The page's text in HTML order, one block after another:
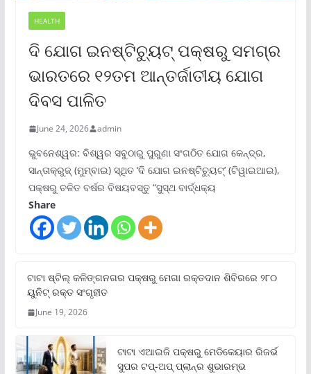
HEALTH
ଦି ଯୋଗ ଇନଷ୍ଟିଚ୍ୟୁଟ୍ ପକ୍ଷରୁ ସମଗ୍ର
ଭାରତରେ ୧୨ତମ ଆନ୍ତର୍ଜାତୀୟ ଯୋଗ
ଦିବସ ପାଳିତ
June 24, 2026 admin
ଭୁବନେଶ୍ୱର: ବିଶ୍ୱର ସବୁଠାରୁ ପୁରୁଣା ସଂଗଠିତ ଯୋଗ କେନ୍ଦ୍ର,
ସାନ୍ତାକ୍ରୁଜ୍ (ମୁମ୍ବାଇ) ସ୍ଥିତ ‘ଦି ଯୋଗ ଇନଷ୍ଟିଚ୍ୟୁଟ୍‌’ (ଟିୱାଇଆଇ),
ପକ୍ଷରୁ ଚଳିତ ବର୍ଷର ବିଷୟବସ୍ତୁ “ସୁସ୍ଥ ବାର୍ଦ୍ଧକ୍ୟ
Share
ଟାଟା ଷ୍ଟିଲ୍‌ କଳିଙ୍ଗନଗର ପକ୍ଷରୁ ମେଗା ରକ୍ତଦାନ ଶିବିରରେ ୨୮୦
ୟୁନିଟ୍‌ ରକ୍ତ ସଂଗୃହୀତ
June 19, 2026
ଟାଟା ଏଆଇଜି ପକ୍ଷରୁ ମେଡିକେୟାର ରିଜର୍ଭ
ସୁପର ଟପ୍‌-ଅପ୍ ପ୍ଲାନ୍‌ର ଶୁଭାରମ୍ଭ